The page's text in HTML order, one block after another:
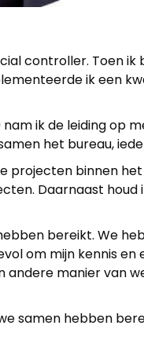
controller. Toen
ik een
ik de leiding op
het bureau,
projecten binnen
Daarnaast houd
bereikt. We
om mijn kennis
manier van
samen hebben